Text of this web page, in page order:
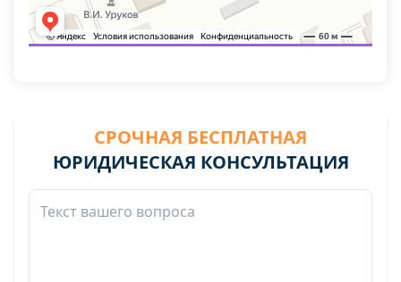
СРОЧНАЯ БЕСПЛАТНАЯ
ЮРИДИЧЕСКАЯ КОНСУЛЬТАЦИЯ